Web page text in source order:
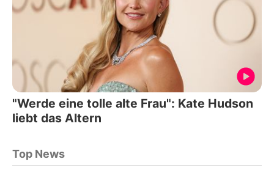
"Werde eine tolle alte Frau": Kate Hudson
liebt das Altern
Top News